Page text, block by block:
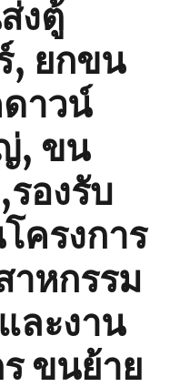
งตู้
, ยกขน
าวน์
, ขน
องรับ
ครงการ
หกรรม
ละงาน
ขนย้าย